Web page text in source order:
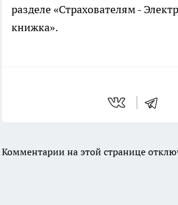
разделе «Страхователям -
книжка».
Комментарии на этой странице